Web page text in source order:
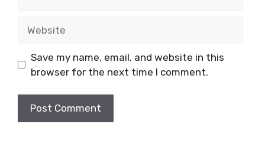
Save my name, email, and website in this
browser for the next time I comment.